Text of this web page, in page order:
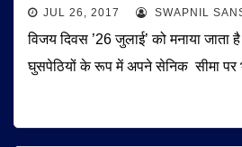
JUL 26, 2017 SWAPNIL
विजय दिवस ’26 जुलाई’ को मनाया जाता
घुसपेठियों के रूप में अपने सेनिक सीमा